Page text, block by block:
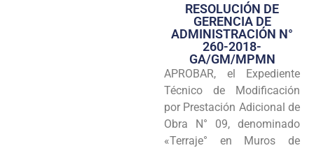
Transparencia
Seguridad
Programas
Intranet
RESOLUCIÓN DE
GERENCIA DE
ADMINISTRACIÓN N°
260-2018-
GA/GM/MPMN
APROBAR, el Expediente
Técnico de Modificación
por Prestación Adicional de
Obra N° 09, denominado
«Terraje° en Muros de